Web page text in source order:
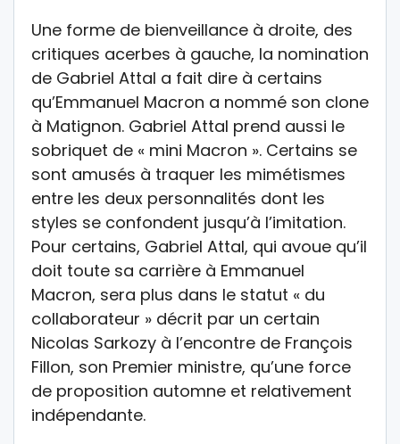
Une forme de bienveillance à droite, des
critiques acerbes à gauche, la nomination
de Gabriel Attal a fait dire à certains
qu’Emmanuel Macron a nommé son clone
à Matignon. Gabriel Attal prend aussi le
sobriquet de « mini Macron ». Certains se
sont amusés à traquer les mimétismes
entre les deux personnalités dont les
styles se confondent jusqu’à l’imitation.
Pour certains, Gabriel Attal, qui avoue qu’il
doit toute sa carrière à Emmanuel
Macron, sera plus dans le statut « du
collaborateur » décrit par un certain
Nicolas Sarkozy à l’encontre de François
Fillon, son Premier ministre, qu’une force
de proposition automne et relativement
indépendante.